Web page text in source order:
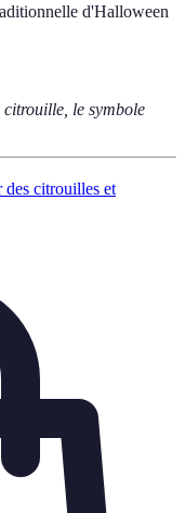
d'Halloween
le symbole
des citrouilles et